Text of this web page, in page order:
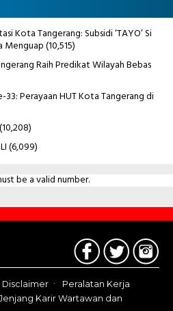
Kota Tangerang: Subsidi ‘TAYO’ Si
Menguap(10,515)
Raih Predikat Wilayah Bebas
Perayaan HUT Kota Tangerang di
(10,208)
(6,099)
be a valid number.
Disclaimer
Peralatan Kerja
Karir Wartawan dan